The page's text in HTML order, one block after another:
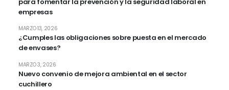
empresas
¿Cumples las obligaciones sobre puesta en el mercado
de envases?
MARZO 13, 2026
Nuevo convenio de mejora ambiental en el sector
cuchillero
MARZO 3, 2026